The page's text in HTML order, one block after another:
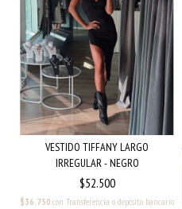
VESTIDO TIFFANY LARGO
IRREGULAR - NEGRO
$52.500
$36.750 con Transferencia o depósito bancario